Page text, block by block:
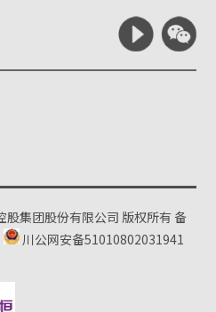
集团股份有限公司 版权所有备
川公网安备51010802031941